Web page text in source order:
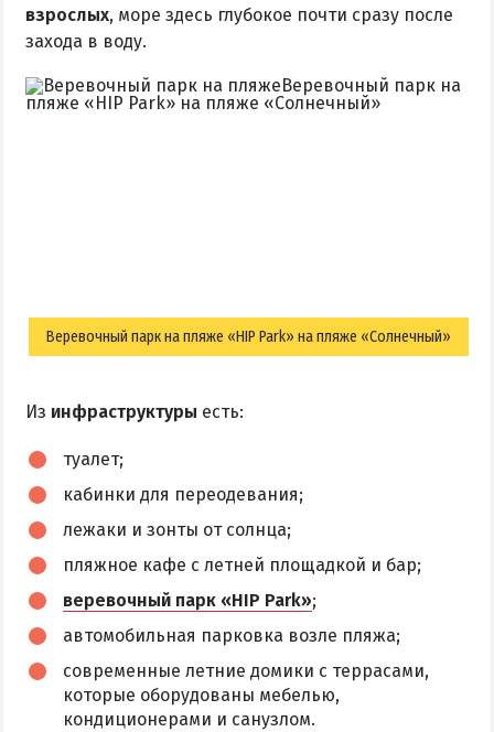
взрослых, море здесь глубокое почти сразу после
захода в воду.
Веревочный парк на пляже «HIP Park» на пляже «Солнечный»
Из инфраструктуры есть:
туалет;
кабинки для переодевания;
лежаки и зонты от солнца;
пляжное кафе с летней площадкой и бар;
веревочный парк «HIP Park»;
автомобильная парковка возле пляжа;
современные летние домики с террасами,
которые оборудованы мебелью,
кондиционерами и санузлом.